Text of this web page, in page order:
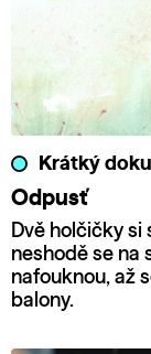
Krátký
Odpusť
Dvě holčičky si
neshodě se na
nafouknou, až
balony.